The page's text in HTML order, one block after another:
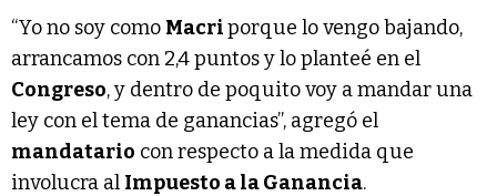
“Yo no soy como Macriporque lo vengo bajando,
arrancamos con 2,4 puntos y lo planteé en el
Congreso, y dentro de poquito voy a mandar una
ley con el tema de ganancias”, agregó el
mandatario con respecto a la medida que
involucra al Impuesto a la Ganancia.